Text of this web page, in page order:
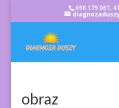
698 179 061,
obraz